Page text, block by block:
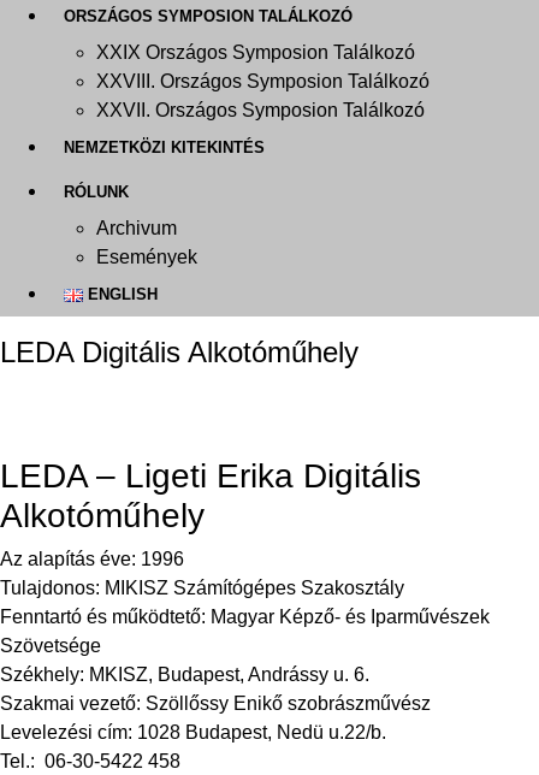
ORSZÁGOS SYMPOSION TALÁLKOZÓ
XXIX Országos Symposion Találkozó
XXVIII. Országos Symposion Találkozó
XXVII. Országos Symposion Találkozó
NEMZETKÖZI KITEKINTÉS
RÓLUNK
Archivum
Események
ENGLISH
LEDA Digitális Alkotóműhely
LEDA – Ligeti Erika Digitális
Alkotóműhely
Az alapítás éve: 1996
Tulajdonos: MIKISZ Számítógépes Szakosztály
Fenntartó és működtető: Magyar Képző- és Iparművészek
Szövetsége
Székhely: MKISZ, Budapest, Andrássy u. 6.
Szakmai vezető: Szöllőssy Enikő szobrászművész
Levelezési cím: 1028 Budapest, Nedü u.22/b.
Tel.: 06-30-5422 458